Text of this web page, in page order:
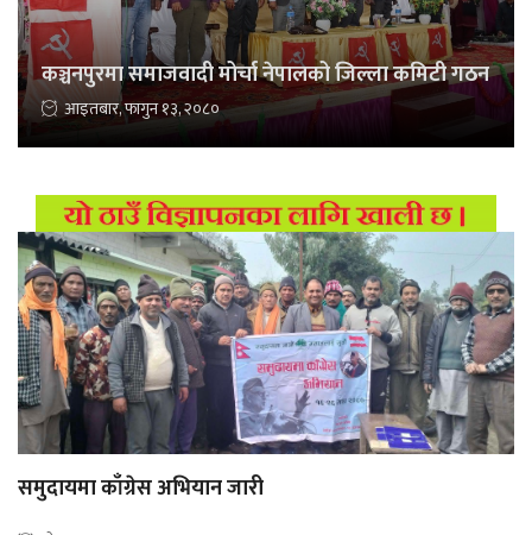
कञ्चनपुरमा समाजवादी मोर्चा नेपालको जिल्ला कमिटी गठन
आइतबार, फागुन १३, २०८०
समुदायमा काँग्रेस अभियान जारी